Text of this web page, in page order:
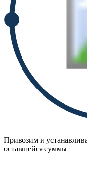
Привозим и
оставшейся суммы